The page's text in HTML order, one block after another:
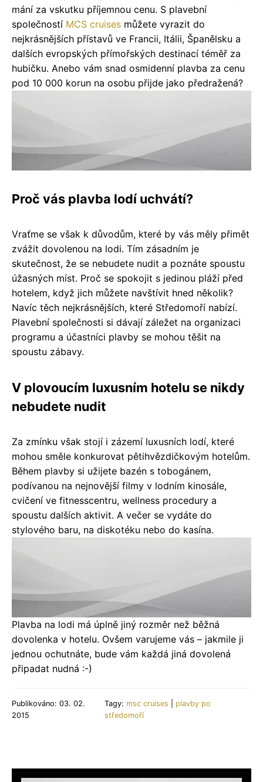
mání za vskutku příjemnou cenu. S plavební
společností MCS cruises můžete vyrazit do
nejkrásnějších přístavů ve Francii, Itálii, Španělsku a
dalších evropských přímořských destinací téměř za
hubičku. Anebo vám snad osmidenní plavba za cenu
pod 10 000 korun na osobu přijde jako předražená?
Proč vás plavba lodí uchvátí?
Vraťme se však k důvodům, které by vás měly přimět
zvážit dovolenou na lodi. Tím zásadním je
skutečnost, že se nebudete nudit a poznáte spoustu
úžasných míst. Proč se spokojit s jedinou pláží před
hotelem, když jich můžete navštívit hned několik?
Navíc těch nejkrásnějších, které Středomoří nabízí.
Plavební společnosti si dávají záležet na organizaci
programu a účastníci plavby se mohou těšit na
spoustu zábavy.
V plovoucím luxusním hotelu se nikdy
nebudete nudit
Za zmínku však stojí i zázemí luxusních lodí, které
mohou směle konkurovat pětihvězdičkovým hotelům.
Během plavby si užijete bazén s tobogánem,
podívanou na nejnovější filmy v lodním kinosále,
cvičení ve fitnesscentru, wellness procedury a
spoustu dalších aktivit. A večer se vydáte do
stylového baru, na diskotéku nebo do kasína.
Plavba na lodi má úplně jiný rozměr než běžná
dovolenka v hotelu. Ovšem varujeme vás – jakmile ji
jednou ochutnáte, bude vám každá jiná dovolená
připadat nudná :-)
Publikováno: 03. 02.
2015
Tagy: msc cruises
plavby po
středomoří